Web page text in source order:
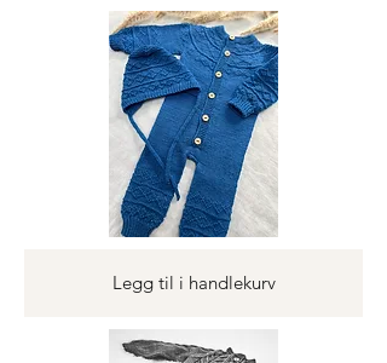
Legg til i handlekurv